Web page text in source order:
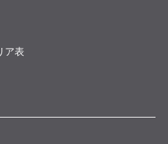
ア表